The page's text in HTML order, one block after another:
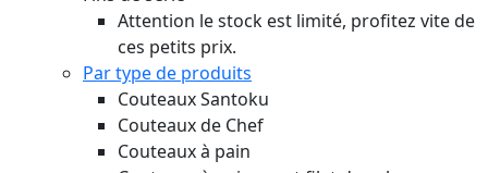
Attention le stock est limité, profitez vite de
ces petits prix.
Par type de produits
Couteaux Santoku
Couteaux de Chef
Couteaux à pain